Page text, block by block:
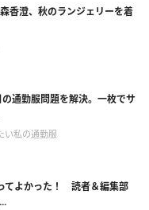
森香澄、秋のランジェリーを着
の通勤服問題を解決。一枚でサ
い私の通勤服
てよかった！ 読者＆編集部